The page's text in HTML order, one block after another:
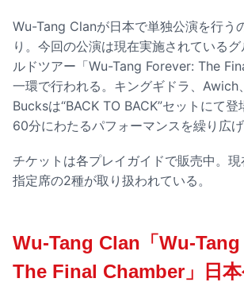
Wu-Tang Clanが日本で単独公演を行う
り。今回の公演は現在実施されている
ルドツアー「Wu-Tang Forever: The
一環で行われる。キングギドラ、
Bucksは“BACK TO BACK”セットにて
60分にわたるパフォーマンスを繰り広げ
チケットは各プレイガイドで販売中。
指定席の2種が取り扱われている。
Wu-Tang Clan「Wu-
The Final Chamber」日